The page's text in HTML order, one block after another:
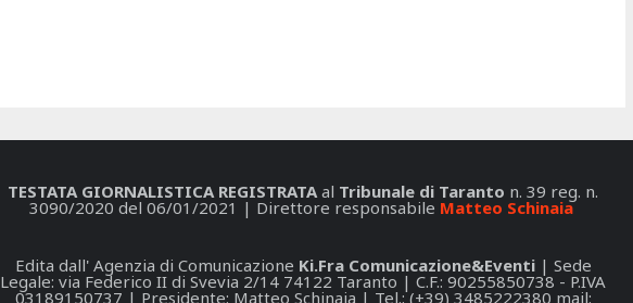
TESTATA GIORNALISTICA REGISTRATAal Tribunale di Taranto n. 39 reg. n.
3090/2020 del 06/01/2021 | Direttore responsabile Matteo Schinaia
Edita dall' Agenzia di Comunicazione Ki.Fra Comunicazione&Eventi| Sede
Legale: via Federico II di Svevia 2/14 74122 Taranto | C.F.: 90255850738 - P.IVA
03189150737 | Presidente: Matteo Schinaia | Tel.: (+39) 3485222380 mail: